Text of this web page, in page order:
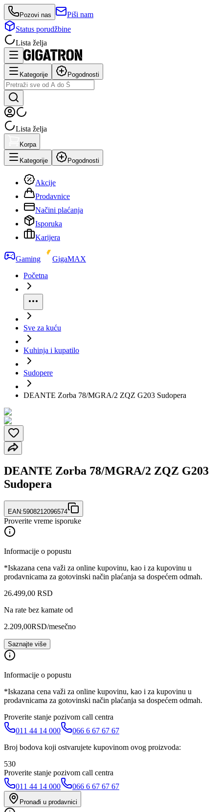
Pozovi nas
Piši nam
Status porudžbine
Lista želja
Kategorije Pogodnosti
Lista želja
Korpa
Kategorije Pogodnosti
Akcije
Prodavnice
Načini plaćanja
Isporuka
Karijera
Gaming
GigaMAX
Početna
Sve za kuću
Kuhinja i kupatilo
Sudopere
DEANTE Zorba 78/MGRA/2 ZQZ G203 Sudopera
DEANTE Zorba 78/MGRA/2 ZQZ G203
Sudopera
EAN:5908212096574
Proverite vreme isporuke
Informacije o popustu
*Iskazana cena važi za online kupovinu, kao i za kupovinu u
prodavnicama za gotovinski način plaćanja sa dospećem odmah.
26.499,00 RSD
Na rate bez kamate od
2.209,00RSD/mesečno
Saznajte više
Informacije o popustu
*Iskazana cena važi za online kupovinu, kao i za kupovinu u
prodavnicama za gotovinski način plaćanja sa dospećem odmah.
Proverite stanje pozivom call centra
011 44 14 000
066 6 67 67 67
Broj bodova koji ostvarujete kupovinom ovog proizvoda:
530
Proverite stanje pozivom call centra
011 44 14 000
066 6 67 67 67
Pronađi u prodavnici